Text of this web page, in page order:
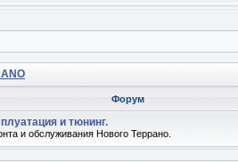
Форум
и тюнинг.
и обслуживания Нового Террано.